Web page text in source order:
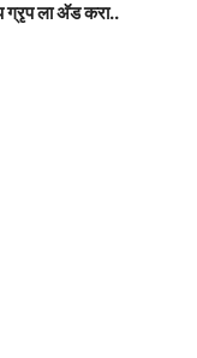
ग्रृप ला अ‍ॅड करा..